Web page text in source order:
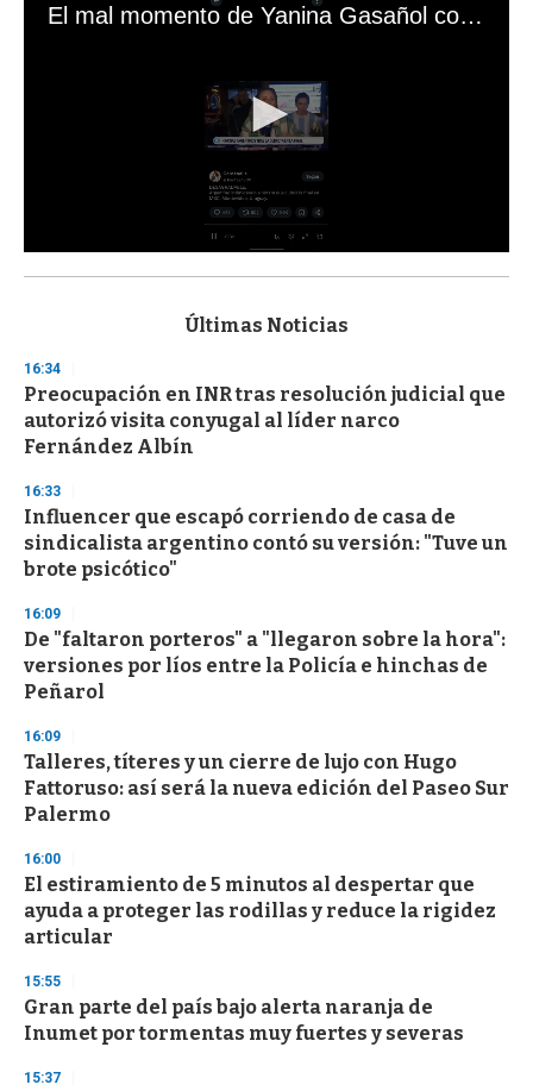
El mal momento de Yanina Gasañol con un hincha argentino en "Subrayado"
s
d
s
o
f
3
s
e
c
o
n
Últimas Noticias
16:34
Preocupación en INR tras resolución judicial que
autorizó visita conyugal al líder narco
Fernández Albín
16:33
Influencer que escapó corriendo de casa de
sindicalista argentino contó su versión: "Tuve un
brote psicótico"
16:09
De "faltaron porteros" a "llegaron sobre la hora":
versiones por líos entre la Policía e hinchas de
Peñarol
16:09
Talleres, títeres y un cierre de lujo con Hugo
Fattoruso: así será la nueva edición del Paseo Sur
Palermo
16:00
El estiramiento de 5 minutos al despertar que
ayuda a proteger las rodillas y reduce la rigidez
articular
15:55
Gran parte del país bajo alerta naranja de
Inumet por tormentas muy fuertes y severas
15:37